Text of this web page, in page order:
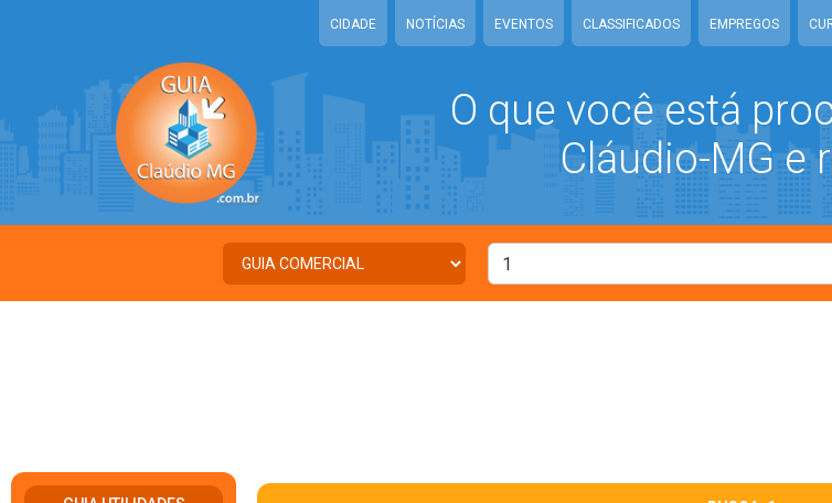
CIDADE NOTÍCIAS EVENTOS CLASSIFICADOS EMPREGOS
O que você está
Cláudio-MG e